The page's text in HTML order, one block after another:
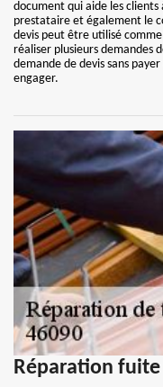
document qui aide les
prestataire et également le
devis peut être utilisé
réaliser plusieurs demandes
demande de devis sans
engager.
Réparation